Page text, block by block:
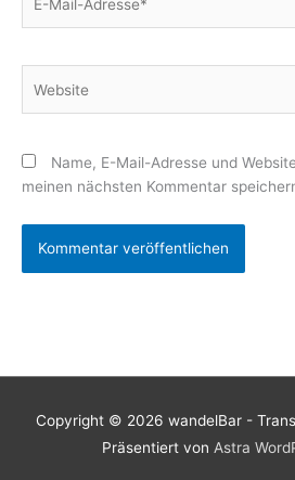
Mail-
Name, E-Mail-Adresse und
meinen nächsten Kommentar
Copyright © 2026 wandelBar -
Präsentiert von Astra